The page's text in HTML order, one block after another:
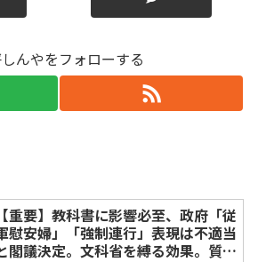
んやをフォローする
【重要】教科書に影響必至、政府「従
慰安婦」「強制連行」表現は不適当
閣議決定。文科省を縛る効果。質問